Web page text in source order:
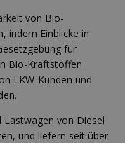
von Bio-
indem Einblicke in
für
Bio-Kraftstoffen
LKW-Kunden und
Lastwagen von Diesel
und liefern seit über